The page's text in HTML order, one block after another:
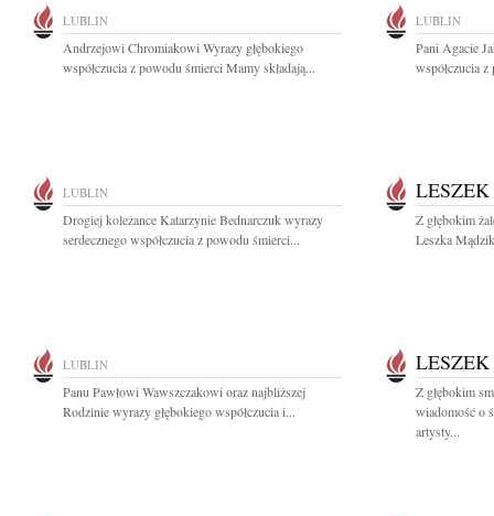
LUBLIN
Andrzejowi Chromiakowi Wyrazy głębokiego
współczucia z powodu śmierci Mamy składają...
LUBLIN
Pani Agacie
współczucia
LUBLIN
Drogiej koleżance Katarzynie Bednarczuk wyrazy
serdecznego współczucia z powodu śmierci...
Z głębokim
Leszka
LUBLIN
Panu Pawłowi Wawszczakowi oraz najbliższej
Rodzinie wyrazy głębokiego współczucia i...
Z głębokim
wiadomość o
artysty...